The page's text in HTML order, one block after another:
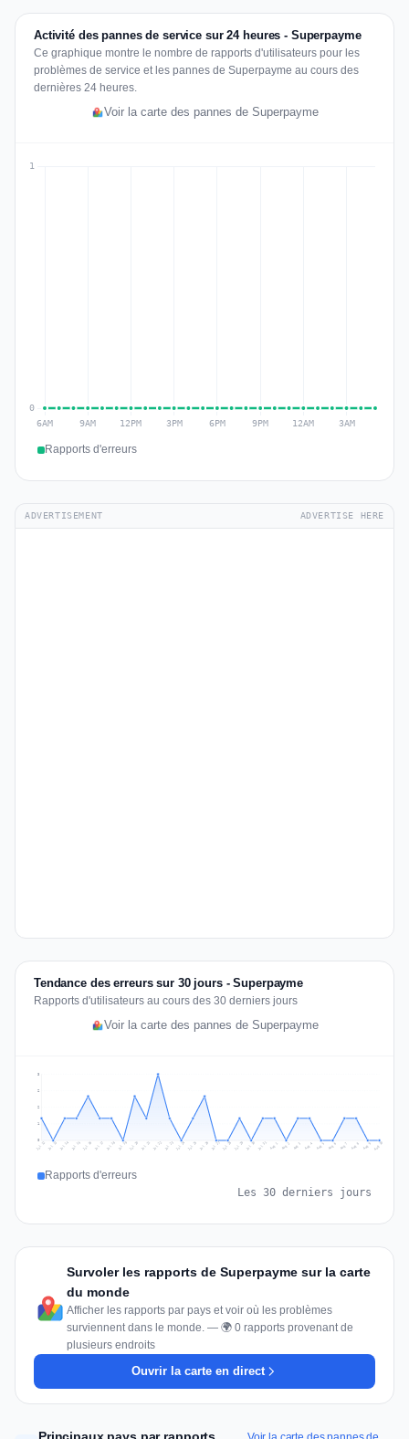
Activité des pannes de service sur 24 heures - Superpayme
Ce graphique montre le nombre de rapports d'utilisateurs pour les
problèmes de service et les pannes de Superpayme au cours des
dernières 24 heures.
Voir la carte des pannes de Superpayme
Rapports d'erreurs
ADVERTISEMENT ADVERTISE HERE
Tendance des erreurs sur 30 jours - Superpayme
Rapports d'utilisateurs au cours des 30 derniers jours
Voir la carte des pannes de Superpayme
1
2
2
3
Jul 12 Jul 13 Jul 14 Jul 15 Jul 16 Jul 17 Jul 18 Jul 19 Jul 20 Jul 21 Jul 22 Jul 23 Jul 24 Jul 25 Jul 26 Jul 27 Jul 28 Jul 29 Jul 30 Jul 31 Aug 1 Aug 2 Aug 3 Aug 4 Aug 5 Aug 6 Aug 7 Aug 8 Aug 9 Aug 10
Rapports d'erreurs
Les 30 derniers jours
Survoler les rapports de Superpayme sur la carte
du monde
Afficher les rapports par pays et voir où les problèmes
surviennent dans le monde. — 🌍 0 rapports provenant de
plusieurs endroits
Ouvrir la carte en direct